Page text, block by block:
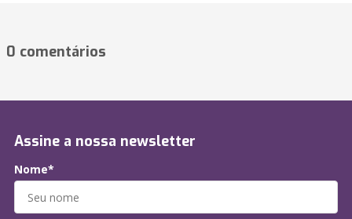
0 comentários
Assine a nossa newsletter
Nome*